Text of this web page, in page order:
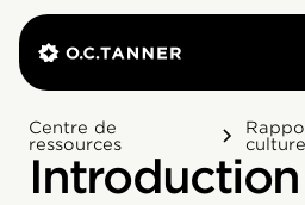
Centre de
ressources
culture
Introduction